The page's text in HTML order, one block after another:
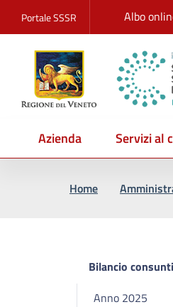
Portale SSSR Albo
Azienda Servizi al
Home
Bilancio
Anno 2025